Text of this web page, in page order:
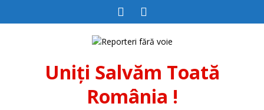
Uniți Salvăm Toată
România !